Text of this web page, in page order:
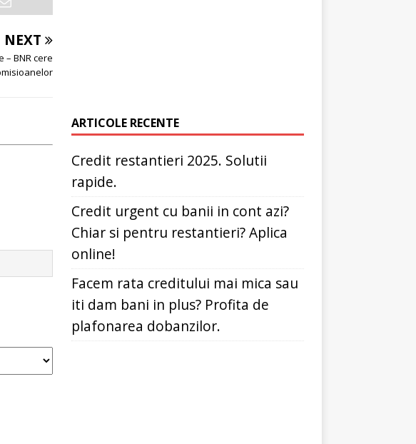
NEXT
BNR cere
ARTICOLE RECENTE
Credit restantieri 2025. Solutii
rapide.
Credit urgent cu banii in cont azi?
Chiar si pentru restantieri? Aplica
online!
Facem rata creditului mai mica sau
iti dam bani in plus? Profita de
plafonarea dobanzilor.